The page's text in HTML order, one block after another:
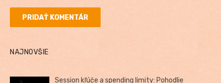
NAJNOVŠIE
Session kľúče a spending limity: Pohodlie